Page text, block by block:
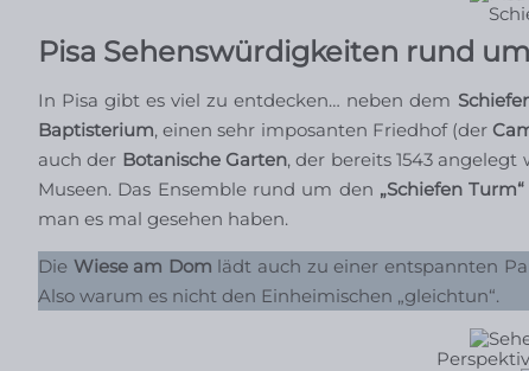
Pisa Sehenswürdigkeiten rund
In Pisa gibt es viel zu entdecken… neben dem
Baptisterium, einen sehr imposanten Friedhof (der
auch der Botanische Garten, der bereits 1543
Museen. Das Ensemble rund um den „Schiefen Turm“
man es mal gesehen haben.
Die Wiese am Dom lädt auch zu einer entspannten
Also warum es nicht den Einheimischen „gleichtun“.